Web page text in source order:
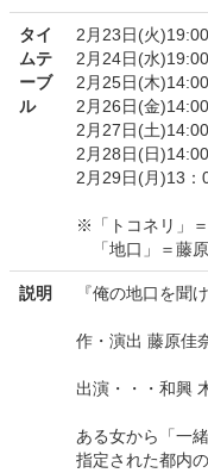
タイ
ムテ
ーブ
ル
2月23日(火)19:00
2月24日(水)19:00
2月25日(木
2月26日(金
2月27日(土
2月28日(日
2月29日(月)13：
※「トコネリ」
「地口」＝藤原
説明 『俺の地口を聞け
作・演出 藤原佳
出演・・・和興
ある女から「一
指定された都内